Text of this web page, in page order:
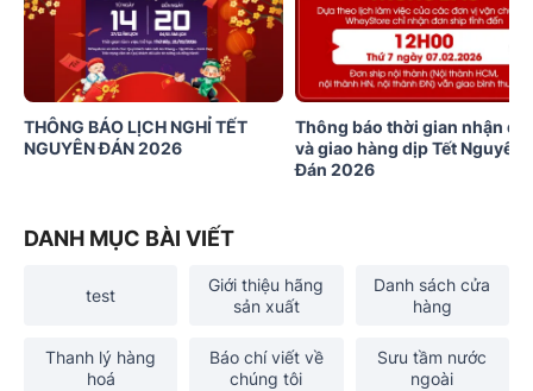
THÔNG BÁO LỊCH NGHỈ TẾT
NGUYÊN ĐÁN 2026
Thông báo thời gian nhận
và giao hàng dịp Tết Nguyên
Đán 2026
DANH MỤC BÀI VIẾT
test
Giới thiệu hãng
sản xuất
Danh sách cửa
hàng
Thanh lý hàng
hoá
Báo chí viết về
chúng tôi
Sưu tầm nước
ngoài